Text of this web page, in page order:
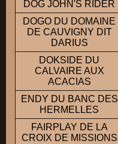
DOG JOHN'S RIDER
DOGO DU DOMAINE
DE CAUVIGNY DIT
DARIUS
DOKSIDE DU
CALVAIRE AUX
ACACIAS
ENDY DU BANC DES
HERMELLES
FAIRPLAY DE LA
CROIX DE MISSIONS